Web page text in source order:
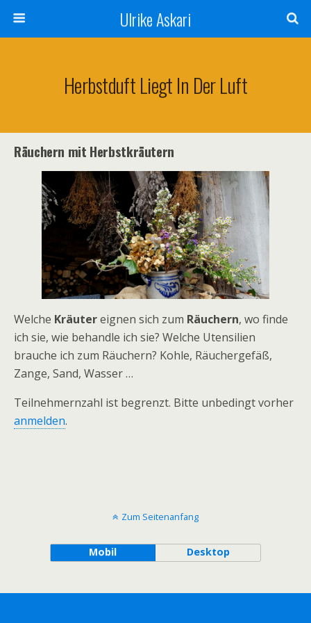
Ulrike Askari
Herbstduft Liegt In Der Luft
Räuchern mit Herbstkräutern
Welche Kräutereignen sich zum Räuchern, wo finde
ich sie, wie behandle ich sie? Welche Utensilien
brauche ich zum Räuchern? Kohle, Räuchergefäß,
Zange, Sand, Wasser …
Teilnehmernzahl ist begrenzt. Bitte unbedingt vorher
anmelden.
Zum Seitenanfang
Mobil Desktop